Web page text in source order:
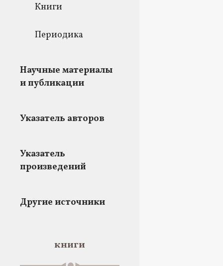
Книги
Периодика
Научные материалы
и публикации
Указатель авторов
Указатель
произведений
Другие источники
книги